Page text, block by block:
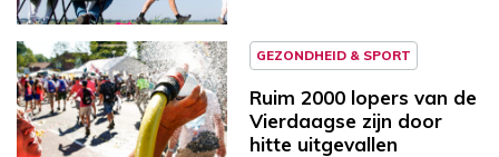
GEZONDHEID & SPORT
Ruim 2000 lopers van de
Vierdaagse zijn door
hitte uitgevallen